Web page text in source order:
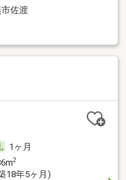
佐渡
1ヶ月
2
18年5ヶ月)